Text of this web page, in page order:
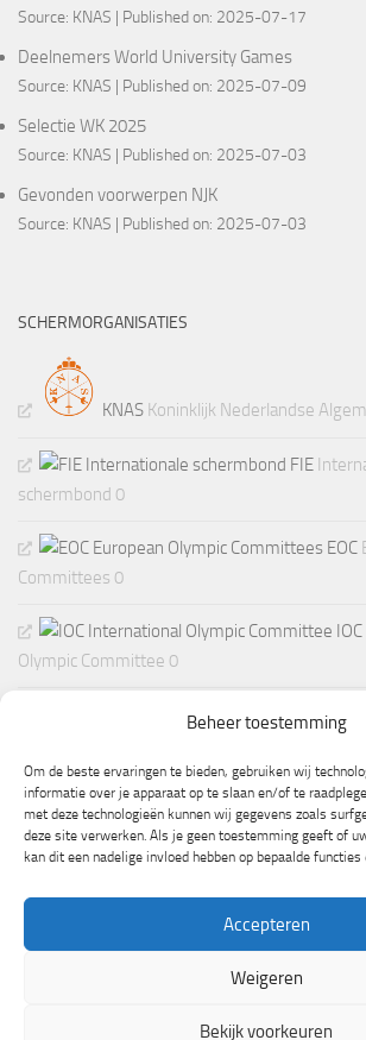
Beheer toestemming
Om de beste ervaringen te bieden, gebruiken wij
informatie over je apparaat op te slaan en/of te
met deze technologieën kunnen wij gegevens zoals
deze site verwerken. Als je geen toestemming geeft of
kan dit een nadelige invloed hebben op bepaalde
Accepteren
Weigeren
Bekijk voorkeuren
Source: KNAS Published on: 2025-07-17
Deelnemers World University Games
Source: KNAS Published on: 2025-07-09
Selectie WK 2025
Source: KNAS Published on: 2025-07-03
Gevonden voorwerpen NJK
Source: KNAS Published on: 2025-07-03
SCHERMORGANISATIES
KNAS Koninklijk Nederlandse
FIE
schermbond 0
EOC
Committees 0
IOC
Olympic Committee 0